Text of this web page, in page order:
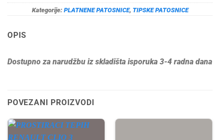
Kategorije: PLATNENE PATOSNICE, TIPSKE PATOSNICE
OPIS
Dostupno za narudžbu iz skladišta isporuka 3-4 radna dana
POVEZANI PROIZVODI